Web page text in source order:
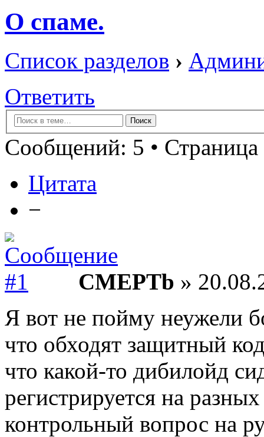
О спаме.
Список разделов ›
Ответить
Сообщений: 5 • Страница
Цитата
−
CMEPTb »
Я вот не пойму неужели
что обходят защитный
что какой-то дибилойд
регистрируется на
контрольный вопрос на